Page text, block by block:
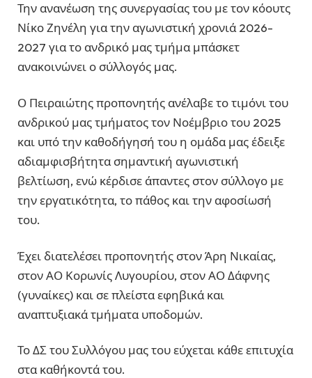
Την ανανέωση της συνεργασίας του με τον κόουτς
Νίκο Ζηνέλη για την αγωνιστική χρονιά 2026-
2027 για το ανδρικό μας τμήμα μπάσκετ
ανακοινώνει ο σύλλογός μας.
Ο Πειραιώτης προπονητής ανέλαβε το τιμόνι του
ανδρικού μας τμήματος τον Νοέμβριο του 2025
και υπό την καθοδήγησή του η ομάδα μας έδειξε
αδιαμφισβήτητα σημαντική αγωνιστική
βελτίωση, ενώ κέρδισε άπαντες στον σύλλογο με
την εργατικότητα, το πάθος και την αφοσίωσή
του.
Έχει διατελέσει προπονητής στον Άρη Νικαίας,
στον ΑΟ Κορωνίς Λυγουρίου, στον ΑΟ Δάφνης
(γυναίκες) και σε πλείστα εφηβικά και
αναπτυξιακά τμήματα υποδομών.
Το ΔΣ του Συλλόγου μας του εύχεται κάθε επιτυχία
στα καθήκοντά του.